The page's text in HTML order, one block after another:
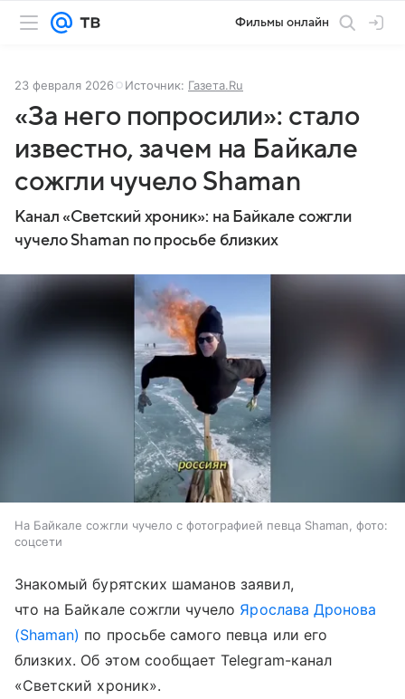
Фильмы онлайн
23 февраля 2026 Источник: Газета.Ru
«За него попросили»: стало
известно, зачем на Байкале
сожгли чучело Shaman
Канал «Светский хроник»: на Байкале сожгли
чучело Shaman по просьбе близких
На Байкале сожгли чучело с фотографией певца Shaman, фото:
соцсети
Знакомый бурятских шаманов заявил,
что на Байкале сожгли чучело Ярослава Дронова
(Shaman) по просьбе самого певца или его
близких. Об этом сообщает Telegram-канал
«Светский хроник».